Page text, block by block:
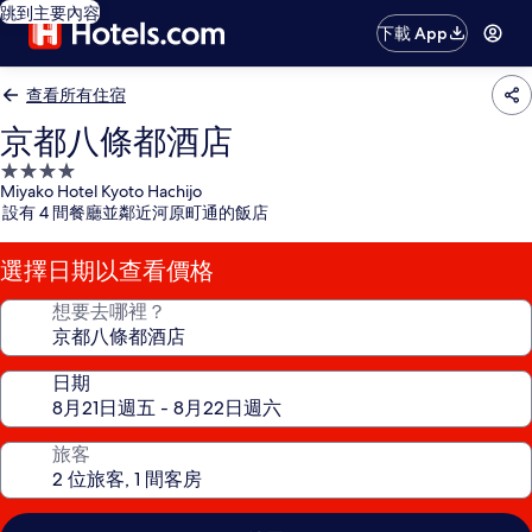
跳到主要內容
下載 App
查看所有住宿
京都八條都酒店
4.0
星
級
住
宿
Miyako Hotel Kyoto Hachijo
設有 4 間餐廳並鄰近河原町通的飯店
選擇日期以查看價格
想要去哪裡？
日期
旅客